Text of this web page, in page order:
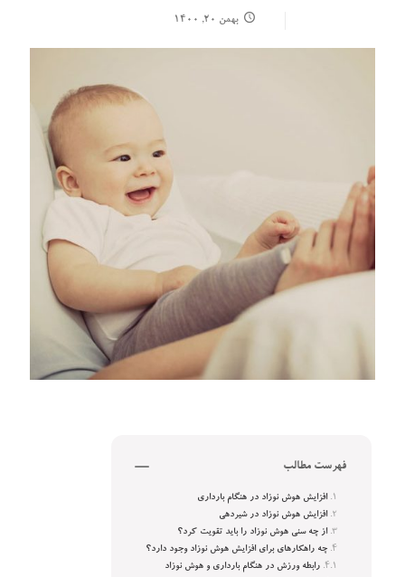
بهمن ۲۰, ۱۴۰۰
فهرست مطالب
افزایش هوش نوزاد در هنگام بارداری
افزایش هوش نوزاد در شیردهی
از چه سنی هوش نوزاد را باید تقویت کرد؟
چه راهکارهای برای افزایش هوش نوزاد وجود دارد؟
رابطه ورزش در هنگام بارداری و هوش نوزاد